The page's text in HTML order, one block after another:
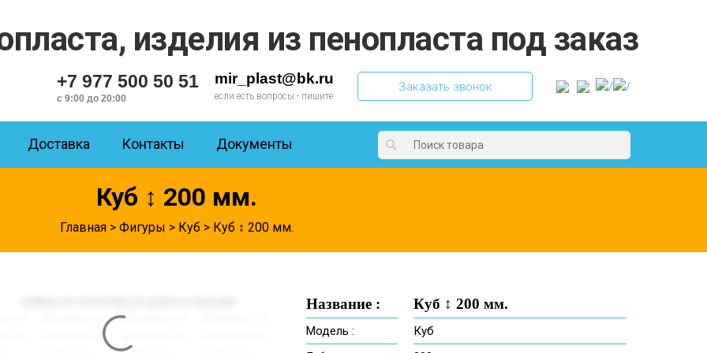
+7 977 500 50 51
с 9:00 до 20:00
mir_plast@bk.ru
если есть вопросы - пишите
Заказать звонок
Доставка Контакты Документы
Куб ↕ 200 мм.
Главная > Фигуры > Куб > Куб ↕ 200 мм.
Название : Куб ↕ 200 мм.
Модель :
Куб